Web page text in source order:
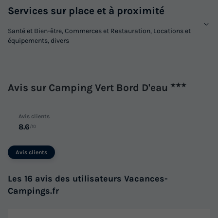
Services sur place et à proximité
Santé et Bien-être, Commerces et Restauration, Locations et
équipements, divers
Avis sur Camping Vert Bord D'eau ★★★
Avis clients
8.6/10
Avis clients
Les 16 avis des utilisateurs Vacances-
Campings.fr